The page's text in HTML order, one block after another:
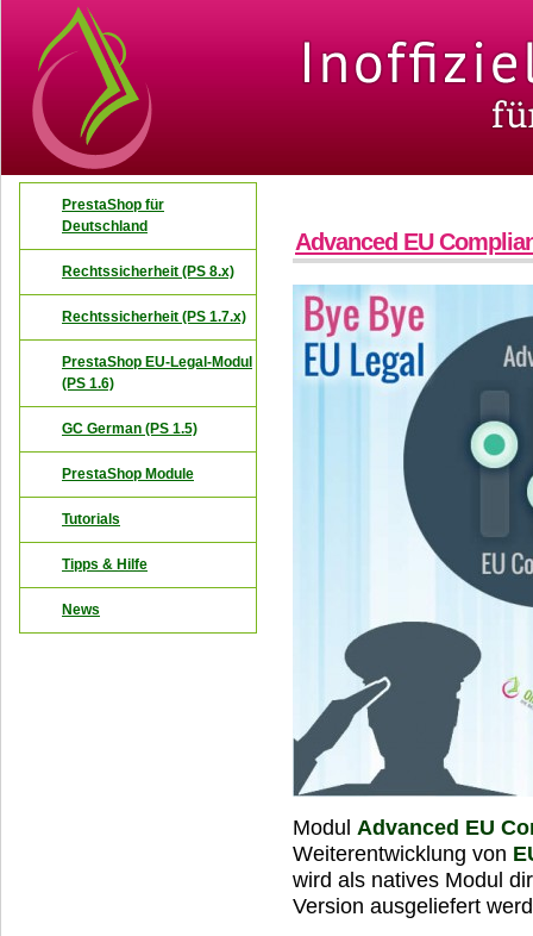
Advanced EU
Modul Advanced EU
Weiterentwicklung von
wird als natives Modul
Version ausgeliefert
PrestaShop für
Deutschland
Rechtssicherheit (PS 8.x)
Rechtssicherheit (PS 1.7.x)
PrestaShop EU-Legal-Modul
(PS 1.6)
GC German (PS 1.5)
PrestaShop Module
Tutorials
Tipps & Hilfe
News